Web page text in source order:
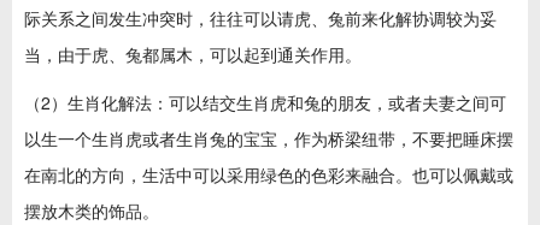
际关系之间发生冲突时，往往可以请虎、兔前来化解协调较为妥
当，由于虎、兔都属木，可以起到通关作用。
（2）生肖化解法：可以结交生肖虎和兔的朋友，或者夫妻之间可
以生一个生肖虎或者生肖兔的宝宝，作为桥梁纽带，不要把睡床摆
在南北的方向，生活中可以采用绿色的色彩来融合。也可以佩戴或
摆放木类的饰品。